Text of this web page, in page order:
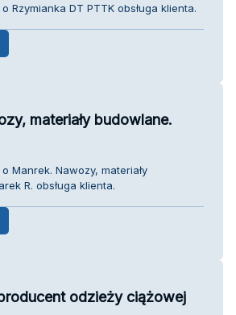
Rzymianka DT PTTK obsługa klienta.
materiały budowlane.
Manrek. Nawozy, materiały
R. obsługa klienta.
odzieży ciążowej